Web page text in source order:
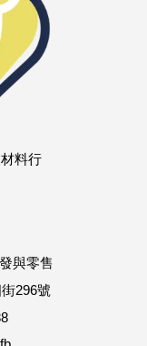
料行
與零售
296號